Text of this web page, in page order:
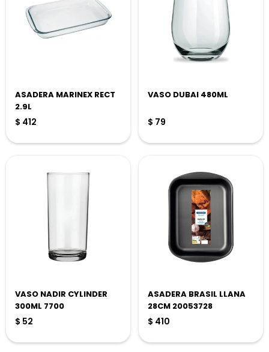
ASADERA MARINEX RECT
2.9L
$ 412
VASO DUBAI 480ML
$ 79
VASO NADIR CYLINDER
300ML 7700
$ 52
ASADERA BRASIL LLANA
28CM 20053728
$ 410